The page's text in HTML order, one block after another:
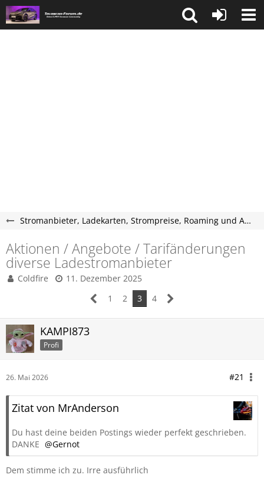
Stromanbieter, Ladekarten, Strompreise, Roaming und Abrechnung
Aktionen / Angebote / Tarifänderungen
diverse Ladestromanbieter
Coldfire
11. Dezember 2025
1
2 3 4
KAMPI873
Profi
26. Mai 2026 #21
Zitat von MrAnderson
Du hast deine beiden Postings wieder perfekt geschrieben.
DANKE
Gernot
Dem stimme ich zu. Irre ausführlich